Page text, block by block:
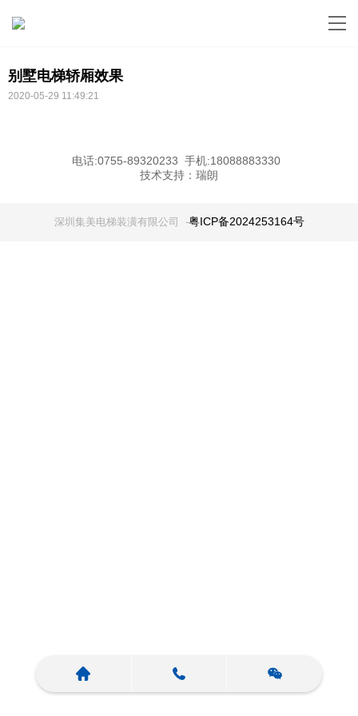
别墅电梯轿厢效果
2020-05-29 11:49:21
电话:0755-89320233 手机:18088883330
技术支持： 瑞朗
深圳集美电梯装潢有限公司 -粤ICP备2024253164号